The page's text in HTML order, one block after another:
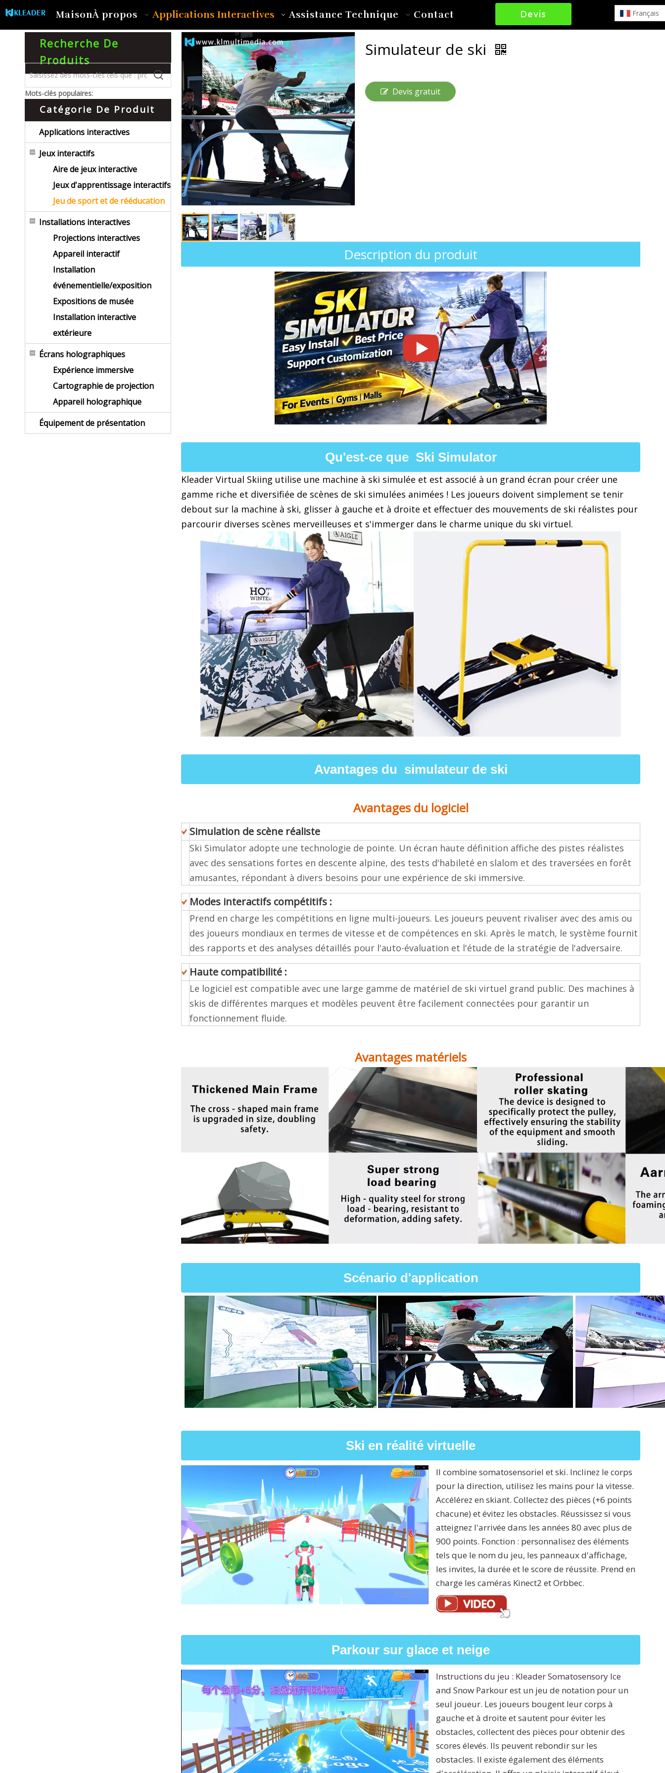
MaisonÀ propos Applications Interactives Assistance Technique Contact
Devis
Français
Recherche De
Produits
Mots-clés populaires:
Catégorie De Produit
Applications interactives
Jeux interactifs
Aire de jeux interactive
Jeux d'apprentissage interactifs
Jeu de sport et de rééducation
Installations interactives
Projections interactives
Appareil interactif
Installation
événementielle/exposition
Expositions de musée
Installation interactive
extérieure
Écrans holographiques
Expérience immersive
Cartographie de projection
Appareil holographique
Équipement de présentation
Simulateur de ski
Devis gratuit
Description du produit
Qu'est-ce que Ski Simulator
Kleader Virtual Skiing utilise une machine à ski simulée et est associé à un grand écran pour créer une
gamme riche et diversifiée de scènes de ski simulées animées ! Les joueurs doivent simplement se tenir
debout sur la machine à ski, glisser à gauche et à droite et effectuer des mouvements de ski réalistes pour
parcourir diverses scènes merveilleuses et s'immerger dans le charme unique du ski virtuel.
Avantages du simulateur de ski
Avantages du logiciel
Simulation de scène réaliste
Ski Simulator adopte une technologie de pointe. Un écran haute définition affiche des pistes réalistes
avec des sensations fortes en descente alpine, des tests d'habileté en slalom et des traversées en forêt
amusantes, répondant à divers besoins pour une expérience de ski immersive.
Modes interactifs compétitifs :
Prend en charge les compétitions en ligne multi-joueurs. Les joueurs peuvent rivaliser avec des amis ou
des joueurs mondiaux en termes de vitesse et de compétences en ski. Après le match, le système fournit
des rapports et des analyses détaillés pour l'auto-évaluation et l'étude de la stratégie de l'adversaire.
Haute compatibilité :
Le logiciel est compatible avec une large gamme de matériel de ski virtuel grand public. Des machines à
skis de différentes marques et modèles peuvent être facilement connectées pour garantir un
fonctionnement fluide.
Avantages matériels
Scénario d'application
Ski en réalité virtuelle
Il combine somatosensoriel et ski. Inclinez le corps
pour la direction, utilisez les mains pour la vitesse.
Accélérez en skiant. Collectez des pièces (+6 points
chacune) et évitez les obstacles. Réussissez si vous
atteignez l'arrivée dans les années 80 avec plus de
900 points. Fonction : personnalisez des éléments
tels que le nom du jeu, les panneaux d'affichage,
les invites, la durée et le score de réussite. Prend en
charge les caméras Kinect2 et Orbbec.
Parkour sur glace et neige
Instructions du jeu : Kleader Somatosensory Ice
and Snow Parkour est un jeu de notation pour un
seul joueur. Les joueurs bougent leur corps à
gauche et à droite et sautent pour éviter les
obstacles, collectent des pièces pour obtenir des
scores élevés. Ils peuvent rebondir sur les
obstacles. Il existe également des éléments